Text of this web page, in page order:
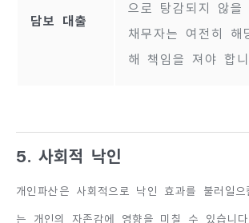
담보 대출
으로 탕감되지 않을
채무자는 여전히 해
해 책임을 져야 합
5. 사회적 낙인
개인파산은 사회적으로 낙인 효과를 불러일
는 개인의 자존감에 영향을 미칠 수 있습니